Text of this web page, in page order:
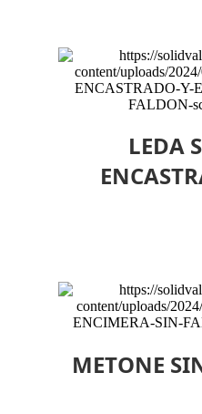
LEDA
METONE